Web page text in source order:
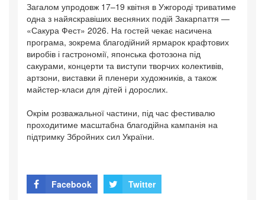
Загалом упродовж 17–19 квітня в Ужгороді триватиме
одна з найяскравіших весняних подій Закарпаття —
«Сакура Фест» 2026. На гостей чекає насичена
програма, зокрема благодійний ярмарок крафтових
виробів і гастрономії, японська фотозона під
сакурами, концерти та виступи творчих колективів,
артзони, виставки й пленери художників, а також
майстер-класи для дітей і дорослих.
Окрім розважальної частини, під час фестивалю
проходитиме масштабна благодійна кампанія на
підтримку Збройних сил України.
Facebook Twitter